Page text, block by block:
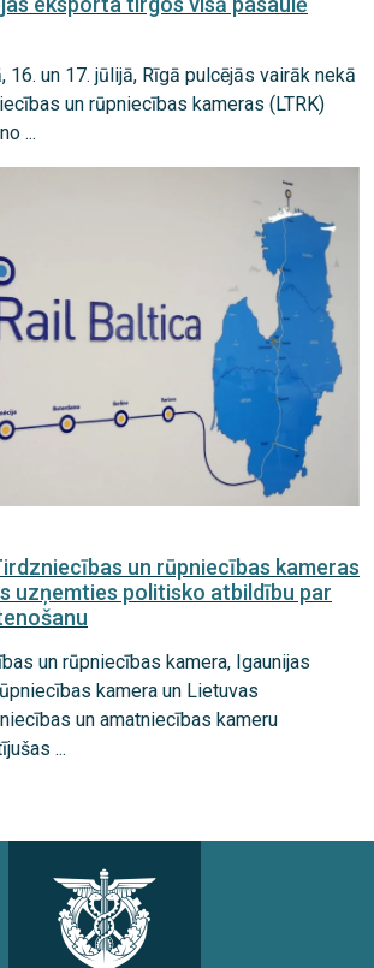
16. un 17. jūlijā, Rīgā pulcējās vairāk nekā
un rūpniecības kameras (LTRK)
...
un rūpniecības kameras
uzņemties politisko atbildību par
un rūpniecības kamera, Igaunijas
kamera un Lietuvas
un amatniecības kameru
...